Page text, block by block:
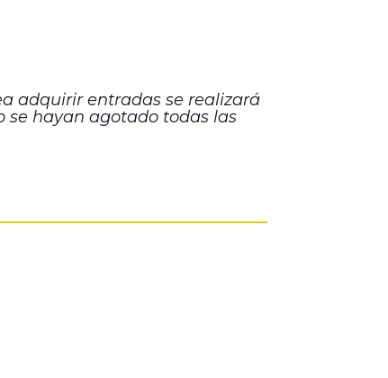
adquirir entradas se realizará
se hayan agotado todas las